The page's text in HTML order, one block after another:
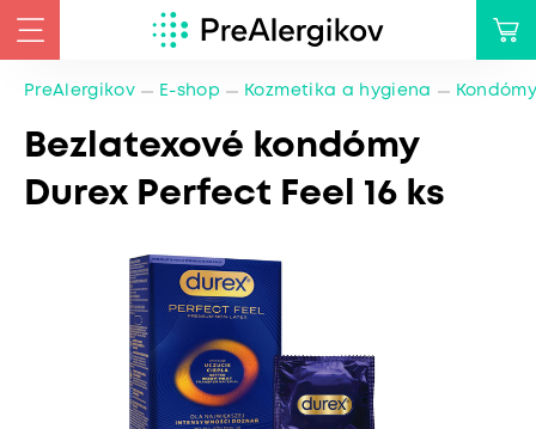
PreAlergikov E-shop Kozmetika a hygiena
Bezlatexové kondómy
Durex Perfect Feel 16 ks